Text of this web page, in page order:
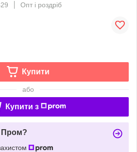
Опт і роздріб
Купити
або
Купити з
Пром?